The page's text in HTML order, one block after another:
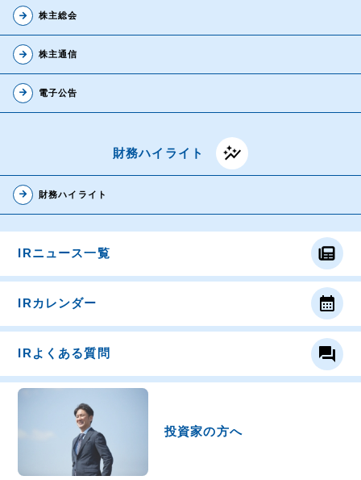
IRよくある質問
IRお問合せ
ご相談・ご質問はお気軽にどうぞ。
email お問合せフォーム
資源の一生に、夢と責任。
arrow_forward 株主総会
arrow_forward 株主通信
arrow_forward 電子公告
財務ハイライト auto_graph
arrow_forward 財務ハイライト
IRニュース一覧
IRカレンダー calendar_month
IRよくある質問 question_answer
投資家の方へ